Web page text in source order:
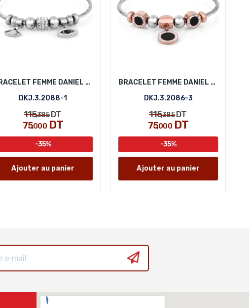
BRACELET FEMME DANIEL KLEIN DKJ.3.2088-1
DKJ.3.2088-1
115,385DT
75,000DT
-35%
Ajouter au panier
BRACELET FEMME DANIEL KLEIN DKJ.3.2086-3
DKJ.3.2086-3
115,385DT
75,000DT
-35%
Ajouter au panier